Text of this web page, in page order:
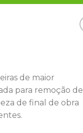
de maior
para remoção de
de final de obra